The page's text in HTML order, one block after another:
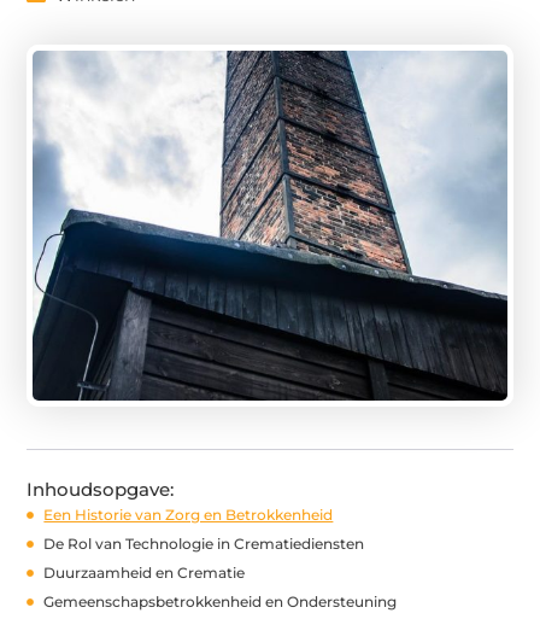
Inhoudsopgave:
Een Historie van Zorg en Betrokkenheid
De Rol van Technologie in Crematiediensten
Duurzaamheid en Crematie
Gemeenschapsbetrokkenheid en Ondersteuning